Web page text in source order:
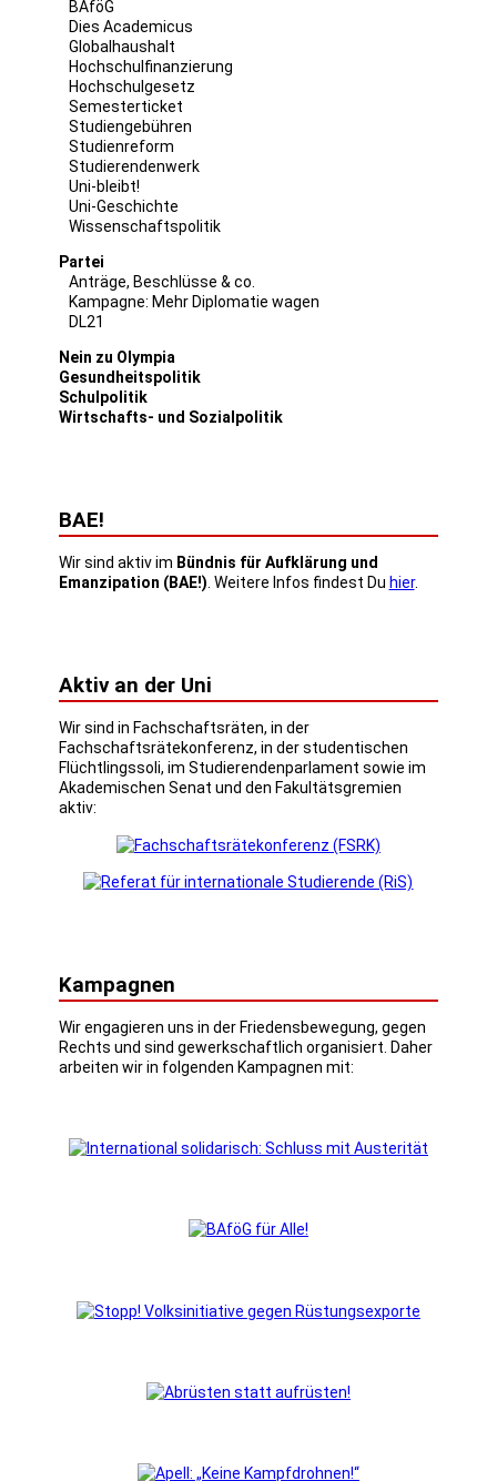
BAföG
Dies Academicus
Globalhaushalt
Hochschulfinanzierung
Hochschulgesetz
Semesterticket
Studiengebühren
Studienreform
Studierendenwerk
Uni-bleibt!
Uni-Geschichte
Wissenschaftspolitik
Partei
Anträge, Beschlüsse & co.
Kampagne: Mehr Diplomatie wagen
DL21
Nein zu Olympia
Gesundheitspolitik
Schulpolitik
Wirtschafts- und Sozialpolitik
BAE!
Wir sind aktiv im Bündnis für Aufklärung und
Emanzipation (BAE!). Weitere Infos findest Du hier.
Aktiv an der Uni
Wir sind in Fachschaftsräten, in der
Fachschaftsrätekonferenz, in der studentischen
Flüchtlingssoli, im Studierendenparlament sowie im
Akademischen Senat und den Fakultätsgremien
aktiv:
Kampagnen
Wir engagieren uns in der Friedensbewegung, gegen
Rechts und sind gewerkschaftlich organisiert. Daher
arbeiten wir in folgenden Kampagnen mit: